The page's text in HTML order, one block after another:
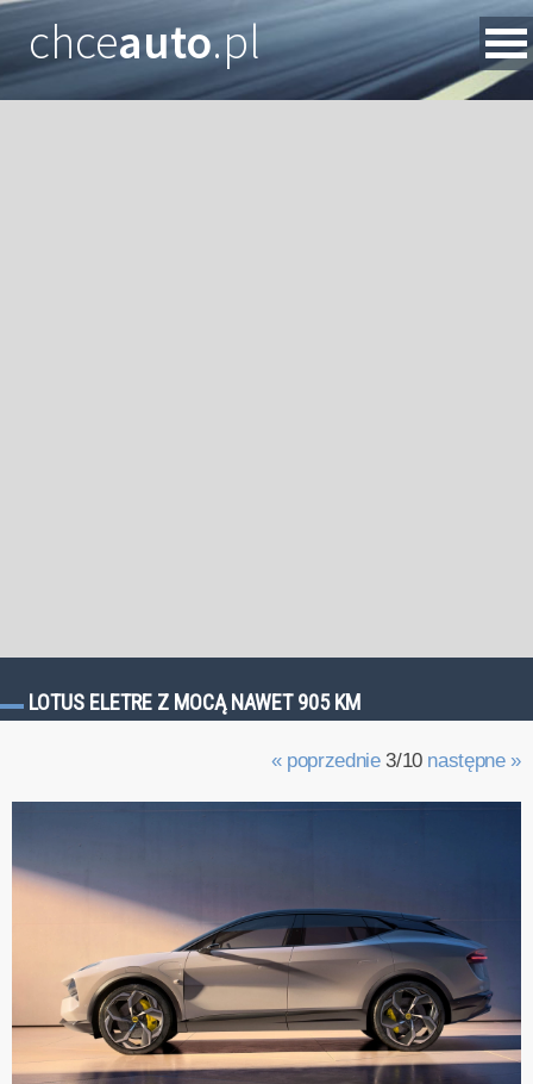
chceauto.pl
LOTUS ELETRE Z MOCĄ NAWET 905 KM
« poprzednie3/10 następne »